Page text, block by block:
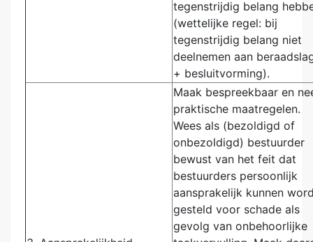
tegenstrijdig belang
(wettelijke regel: bij
tegenstrijdig belang niet
deelnemen aan
+ besluitvorming).
Maak bespreekbaar en
praktische maatregelen.
Wees als (bezoldigd of
onbezoldigd) bestuurder
bewust van het feit dat
bestuurders persoonlijk
aansprakelijk kunnen
gesteld voor schade als
gevolg van onbehoorlijke